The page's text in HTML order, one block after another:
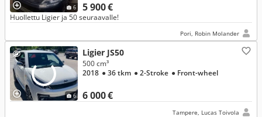
6 5 900 €
Huollettu Ligier ja 50 seuraavalle!
Pori, Robin Molander
6
Ligier JS50
6 000 €
500 cm³
2018 ● 36 tkm ● 2-Stroke ● Front-wheel
Tampere, Lucas Toivola